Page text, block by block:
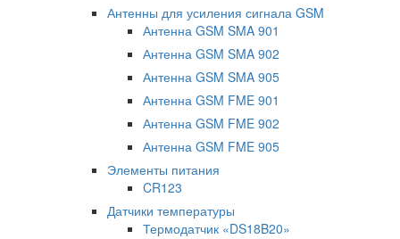
Антенны для усиления сигнала GSM
Антенна GSM SMA 901
Антенна GSM SMA 902
Антенна GSM SMA 905
Антенна GSM FME 901
Антенна GSM FME 902
Антенна GSM FME 905
Элементы питания
CR123
Датчики температуры
Термодатчик «DS18B20»